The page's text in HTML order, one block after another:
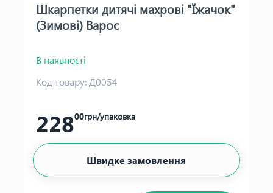
Шкарпетки дитячі махрові "Їжачок"
(Зимові) Варос
В наявності
Код товару:Д0054
22800грн/упаковка
Швидке замовлення